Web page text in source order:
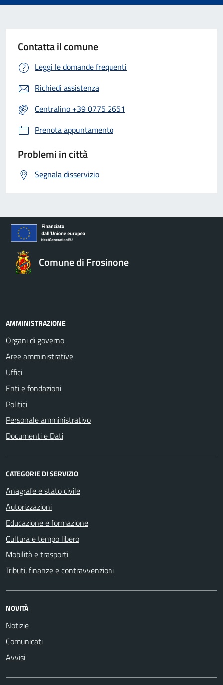
Contatta il comune
Leggi le domande frequenti
Richiedi assistenza
Centralino +39 0775 2651
Prenota appuntamento
Problemi in città
Segnala disservizio
Comune di Frosinone
AMMINISTRAZIONE
Organi di governo
Aree amministrative
Uffici
Enti e fondazioni
Politici
Personale amministrativo
Documenti e Dati
CATEGORIE DI SERVIZIO
Anagrafe e stato civile
Autorizzazioni
Educazione e formazione
Cultura e tempo libero
Mobilità e trasporti
Tributi, finanze e contravvenzioni
NOVITÀ
Notizie
Comunicati
Avvisi